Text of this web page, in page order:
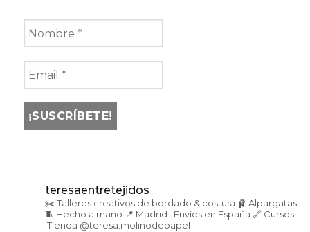
teresaentretejidos
✂️ Talleres creativos de bordado & costura 🩰 Alpargatas
🧵 Hecho a mano 📍 Madrid · Envíos en España 🔗 Cursos
·Tienda @teresa.molinodepapel